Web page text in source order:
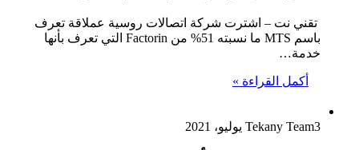
تقني نت – اشترت شركة اتصالات روسية عملاقة تعرف
باسم MTS ما نسبته 51% من Factorin التي تعرف بأنها
خدمة…
أكمل القراءة »
Tekany Team3 يوليو، 2021